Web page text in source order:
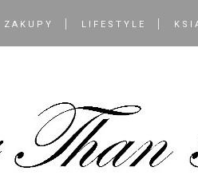
ZAKUPY LIFESTYLE